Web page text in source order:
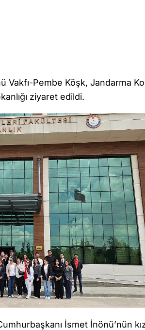
Vakfı-Pembe Köşk, Jandarma
ziyaret edildi.
İsmet İnönü’nün